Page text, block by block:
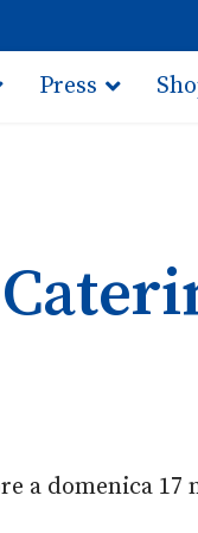
Press
a domenica 17